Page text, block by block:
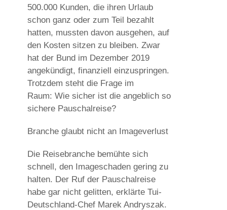
500.000 Kunden, die ihren Urlaub
schon ganz oder zum Teil bezahlt
hatten, mussten davon ausgehen, auf
den Kosten sitzen zu bleiben. Zwar
hat der Bund im Dezember 2019
angekündigt, finanziell einzuspringen.
Trotzdem steht die Frage im
Raum: Wie sicher ist die angeblich so
sichere Pauschalreise?
Branche glaubt nicht an Imageverlust
Die Reisebranche bemühte sich
schnell, den Imageschaden gering zu
halten. Der Ruf der Pauschalreise
habe gar nicht gelitten, erklärte Tui-
Deutschland-Chef Marek Andryszak.